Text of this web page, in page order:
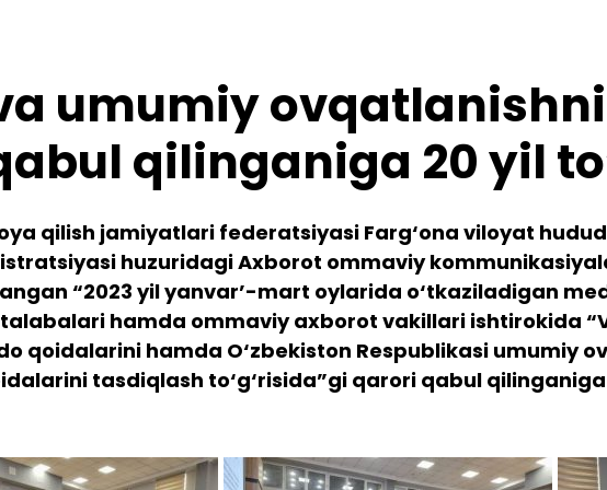
umumiy
qilinganiga 20 yil
qilish jamiyatlari federatsiyasi Farg‘ona viloyat
huzuridagi Axborot ommaviy
“2023 yil yanvar’-mart oylarida o‘tkaziladigan
hamda ommaviy axborot vakillari ishtirokida
qoidalarini hamda O‘zbekiston Respublikasi umumiy
tasdiqlash to‘g‘risida”gi qarori qabul